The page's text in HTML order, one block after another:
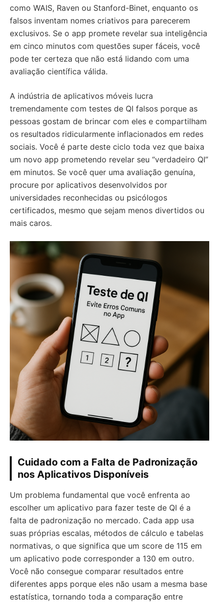
como WAIS, Raven ou Stanford-Binet, enquanto os
falsos inventam nomes criativos para parecerem
exclusivos. Se o app promete revelar sua inteligência
em cinco minutos com questões super fáceis, você
pode ter certeza que não está lidando com uma
avaliação científica válida.
A indústria de aplicativos móveis lucra
tremendamente com testes de QI falsos porque as
pessoas gostam de brincar com eles e compartilham
os resultados ridicularmente inflacionados em redes
sociais. Você é parte deste ciclo toda vez que baixa
um novo app prometendo revelar seu “verdadeiro QI”
em minutos. Se você quer uma avaliação genuína,
procure por aplicativos desenvolvidos por
universidades reconhecidas ou psicólogos
certificados, mesmo que sejam menos divertidos ou
mais caros.
Cuidado com a Falta de Padronização
nos Aplicativos Disponíveis
Um problema fundamental que você enfrenta ao
escolher um aplicativo para fazer teste de QI é a
falta de padronização no mercado. Cada app usa
suas próprias escalas, métodos de cálculo e tabelas
normativas, o que significa que um score de 115 em
um aplicativo pode corresponder a 130 em outro.
Você não consegue comparar resultados entre
diferentes apps porque eles não usam a mesma base
estatística, tornando toda a comparação entre